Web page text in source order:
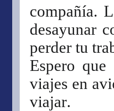
compañía.
desayunar
perder tu
Espero
viajes en
viajar.